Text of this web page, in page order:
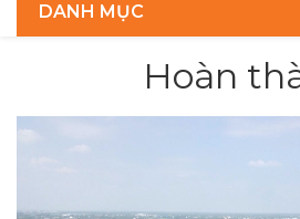
DANH MỤC
Hoàn